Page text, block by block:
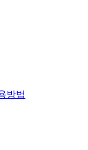
방법